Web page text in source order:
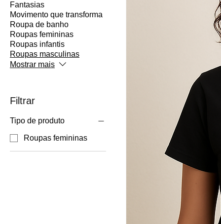
Fantasias
Movimento que transforma
Roupa de banho
Roupas femininas
Roupas infantis
Roupas masculinas
Mostrar mais
Filtrar
Tipo de produto
Roupas femininas